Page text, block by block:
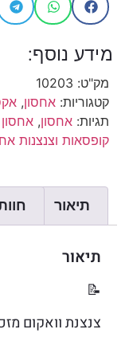
מידע נוסף:
מק"ט: 10203
קטגוריות: אחסון,
תגיות: אחסון,
קופסאות וצנצנות
תיאור
תיאור
📝
צנצנת וואקום